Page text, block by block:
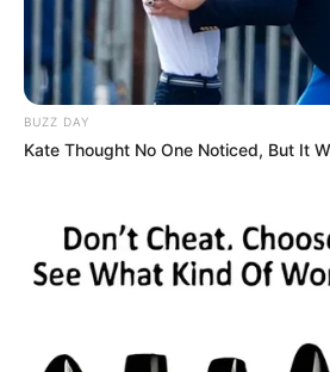
BUZZ DAY
Kate Thought No One Noticed, But It